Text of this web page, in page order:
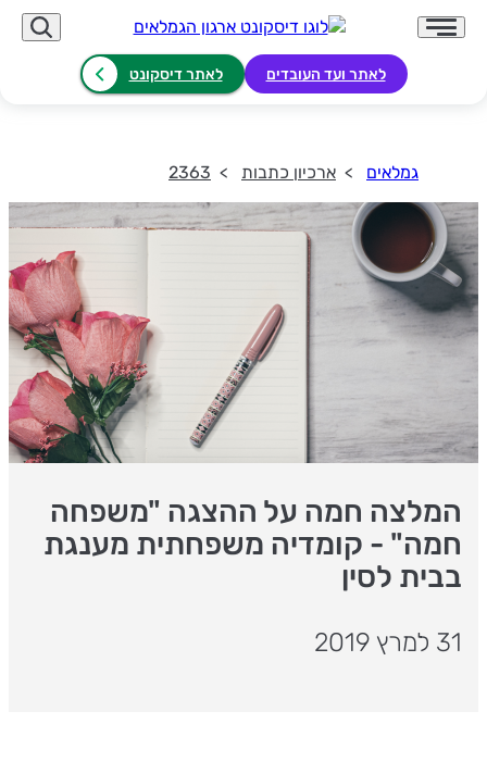
לאתר ועד העובדים לאתר דיסקונט
גמלאים ארכיון כתבות 2363
המלצה חמה על ההצגה "משפחה
חמה" - קומדיה משפחתית מענגת
בבית לסין
31 למרץ 2019